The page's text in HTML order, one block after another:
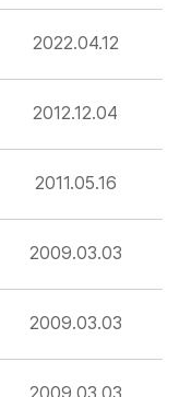
2022.04.12
2012.12.04
2011.05.16
2009.03.03
2009.03.03